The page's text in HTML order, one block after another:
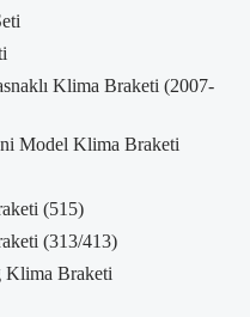
Klima Braketi (2007-
Model Klima Braketi
(515)
(313/413)
Klima Braketi